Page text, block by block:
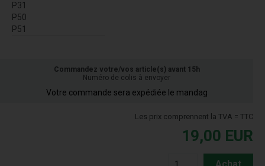
P31
P50
P51
Commandez votre/vos article(s) avant 15h
Numéro de colis à envoyer
Votre commande sera expédiée le mandag
Les prix comprennent la TVA = TTC
19,00 EUR